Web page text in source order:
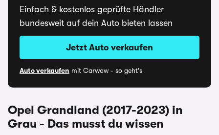
Einfach & kostenlos geprüfte Händler
bundesweit auf dein Auto bieten lassen
Jetzt Auto verkaufen
Auto verkaufen mit Carwow - so geht's
Opel Grandland (2017-2023) in
Grau - Das musst du wissen